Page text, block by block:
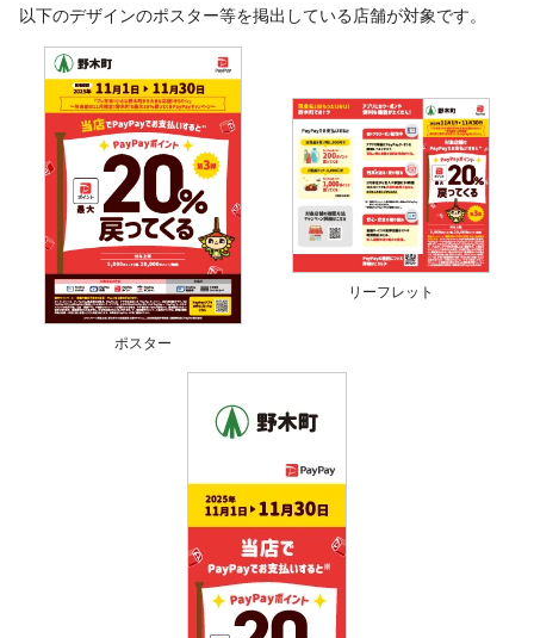
以下のデザインのポスター等を掲出している店舗が対象です。
ポスター
リーフレット